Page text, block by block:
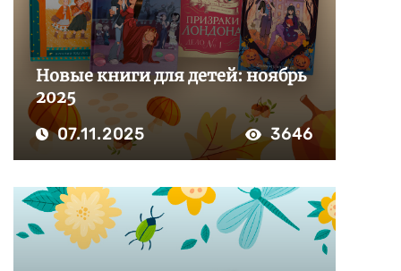
Новые книги для детей: ноябрь
2025
07.11.2025 3646